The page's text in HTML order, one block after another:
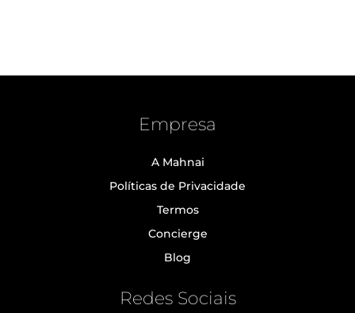
Empresa
A Mahnai
Políticas de Privacidade
Termos
Concierge
Blog
Redes Sociais